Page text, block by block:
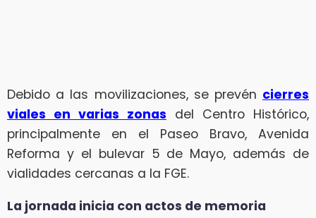
Debido a las movilizaciones, se prevén cierres
viales en varias zonas del Centro Histórico,
principalmente en el Paseo Bravo, Avenida
Reforma y el bulevar 5 de Mayo, además de
vialidades cercanas a la FGE.
La jornada inicia con actos de memoria